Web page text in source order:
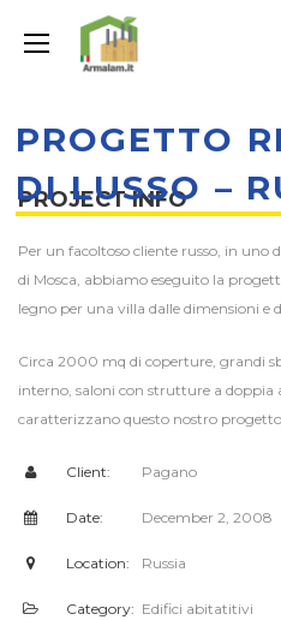
PROGETTO
DI LUSSO –
PROJECT INFO
Per un facoltoso cliente russo, in uno
di Mosca, abbiamo eseguito la
legno per una villa dalle dimensioni e
Circa 2000 mq di coperture, grandi
interno, saloni con strutture a doppia
caratterizzano questo nostro
Client: Pagano
Date: December 2, 2008
Location: Russia
Category: Edifici abitatitivi